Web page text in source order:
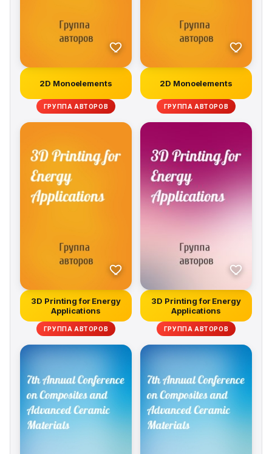
2D Monoelements
ГРУППА АВТОРОВ
2D Monoelements
ГРУППА АВТОРОВ
3D Printing for Energy
Applications
ГРУППА АВТОРОВ
3D Printing for Energy
Applications
ГРУППА АВТОРОВ